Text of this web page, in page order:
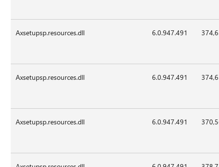
Axsetupsp.resources.dll 6.0.947.491
Axsetupsp.resources.dll 6.0.947.491
Axsetupsp.resources.dll 6.0.947.491